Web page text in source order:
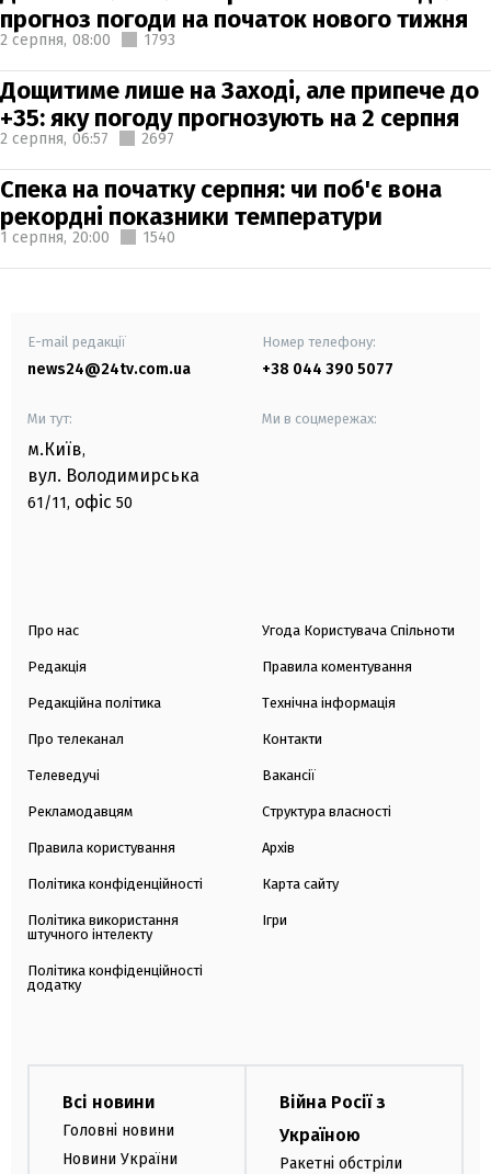
прогноз погоди на початок нового тижня
2 серпня, 08:00 1793
Дощитиме лише на Заході, але припече до
+35: яку погоду прогнозують на 2 серпня
2 серпня, 06:57 2697
Спека на початку серпня: чи поб'є вона
рекордні показники температури
1 серпня, 20:00 1540
E-mail редакції
news24@24tv.com.ua
Номер телефону:
+38 044 390 5077
Ми тут:
м.Київ,
вул. Володимирська
61/11, офіс 50
Ми в соцмережах:
Про нас
Редакція
Редакційна політика
Про телеканал
Телеведучі
Рекламодавцям
Правила користування
Політика конфіденційності
Політика використання
штучного інтелекту
Політика конфіденційності
додатку
Угода Користувача Спільноти
Правила коментування
Технічна інформація
Контакти
Вакансії
Структура власності
Архів
Карта сайту
Ігри
Всі новини
Головні новини
Новини України
Війна Росії з
Україною
Ракетні обстріли